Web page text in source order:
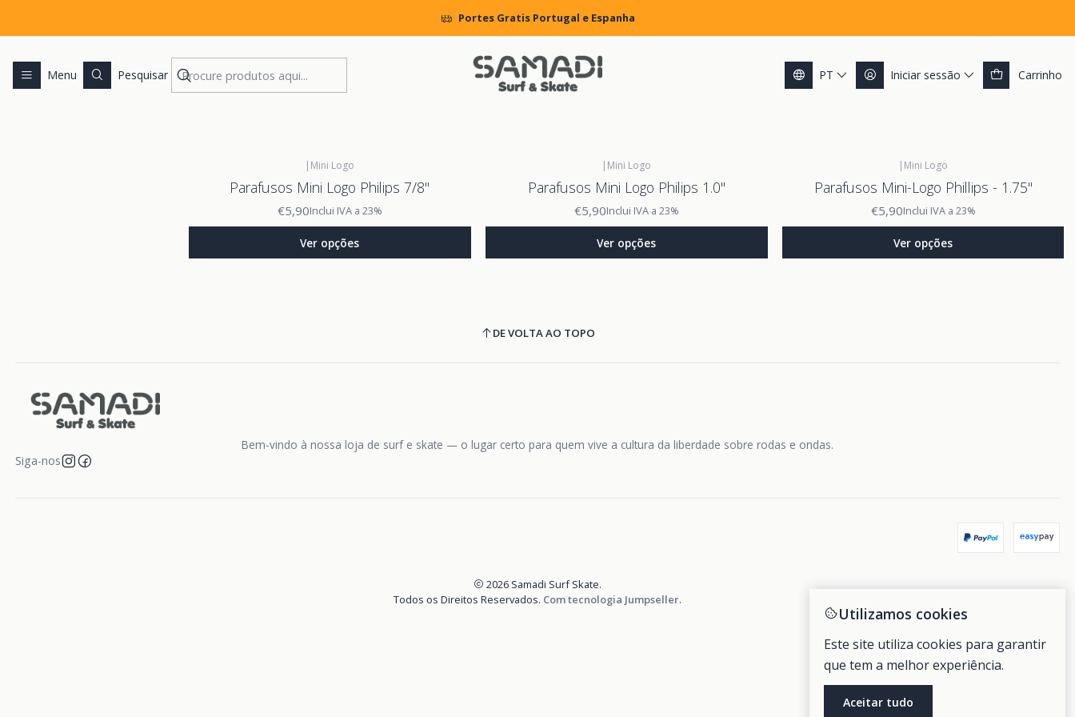
Menu Pesquisar PT Iniciar sessão Carrinho
Portes Gratis Portugal e Espanha
Início BRANDS Mini Logo
Mini Logo
| Mini Logo
Parafusos Mini Logo Philips 7/8"
€5,90Inclui IVA a 23%
Ver opções
| Mini Logo
Parafusos Mini Logo Philips 1.0"
€5,90Inclui IVA a 23%
Ver opções
| Mini Logo
Parafusos Mini-Logo Phillips - 1.75"
€5,90Inclui IVA a 23%
Ver opções
DE VOLTA AO TOPO
Bem-vindo à nossa loja de surf e skate — o lugar certo para quem vive a cultura da liberdade sobre rodas e ondas.
Siga-nos
2026 Samadi Surf Skate.
Todos os Direitos Reservados. Com tecnologia Jumpseller.
Utilizamos cookies
Este site utiliza cookies para garantir
que tem a melhor experiência.
Aceitar tudo